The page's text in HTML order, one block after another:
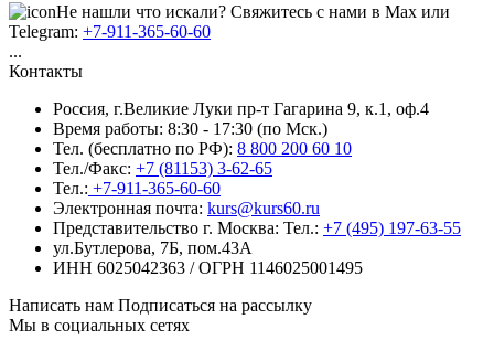
Не нашли что искали? Свяжитесь с нами в Max или
Telegram: +7-911-365-60-60
...
Контакты
Россия, г.Великие Луки пр-т Гагарина 9, к.1, оф.4
Время работы: 8:30 - 17:30 (по Мск.)
Тел. (бесплатно по РФ): 8 800 200 60 10
Тел./Факс: +7 (81153) 3-62-65
Тел.: +7-911-365-60-60
Электронная почта: kurs@kurs60.ru
Представительство г. Москва: Тел.: +7 (495) 197-63-55
ул.Бутлерова, 7Б, пом.43А
ИНН 6025042363 / ОГРН 1146025001495
Написать нам Подписаться на рассылку
Мы в социальных сетях